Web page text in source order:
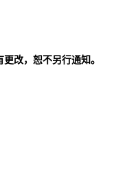
改，恕不另行通知。